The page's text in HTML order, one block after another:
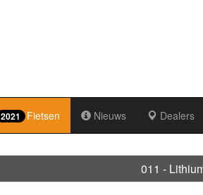
2021 Fietsen Nieuws Dealers
011 -